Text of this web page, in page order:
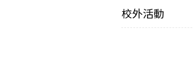
校外活動